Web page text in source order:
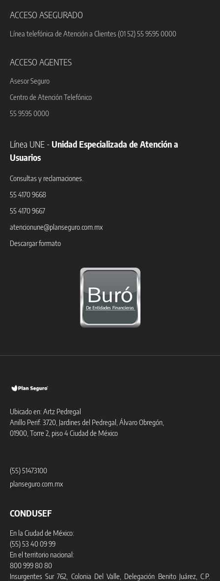
ACCESO ASEGURADO
Línea telefónica de Atención a Clientes (01 52) 55 9595 0000
ACCESO AGENTES
Asesor Seguro
Centro de Atención Telefónico
55 9595 0000
Línea UNE - Unidad Especializada de Atención a
Usuarios
Consultas y reclamaciones.
55 4170 9668
55 4170 9667
atencionune@planseguro.com.mx
Descargar formato
Ubicado en: Artz Pedregal
Anillo Perif. 3720, Jardines del Pedregal, Álvaro Obregón,
01900, Torre 2, piso 4 Ciudad de México
(55) 51473100
planseguro.com.mx
CONDUSEF
En la Ciudad de México:
(55) 53 40 09 99
En el territorio nacional:
800 999 80 80
Insurgentes Sur 762, Colonia Del Valle, Delegación Benito Juárez, C.P.